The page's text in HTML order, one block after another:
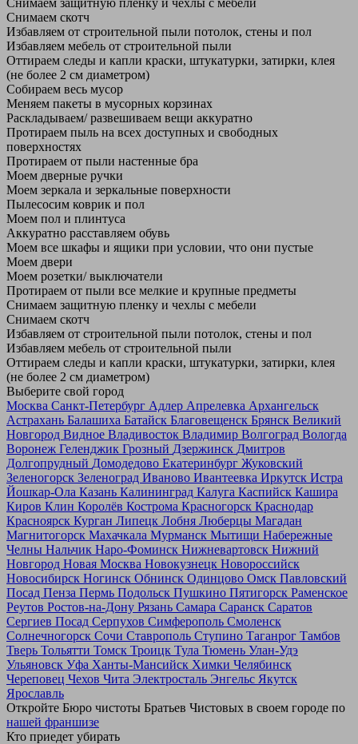
Снимаем защитную пленку и чехлы с мебели
Снимаем скотч
Избавляем от строительной пыли потолок, стены и пол
Избавляем мебель от строительной пыли
Оттираем следы и капли краски, штукатурки, затирки, клея
(не более 2 см диаметром)
Собираем весь мусор
Меняем пакеты в мусорных корзинах
Раскладываем/ развешиваем вещи аккуратно
Протираем пыль на всех доступных и свободных
поверхностях
Протираем от пыли настенные бра
Моем дверные ручки
Моем зеркала и зеркальные поверхности
Пылесосим коврик и пол
Моем пол и плинтуса
Аккуратно расставляем обувь
Моем все шкафы и ящики при условии, что они пустые
Моем двери
Моем розетки/ выключатели
Протираем от пыли все мелкие и крупные предметы
Снимаем защитную пленку и чехлы с мебели
Снимаем скотч
Избавляем от строительной пыли потолок, стены и пол
Избавляем мебель от строительной пыли
Оттираем следы и капли краски, штукатурки, затирки, клея
(не более 2 см диаметром)
Выберите свой город
Москва Санкт-Петербург Адлер Апрелевка Архангельск
Астрахань Балашиха Батайск Благовещенск Брянск Великий
Новгород Видное Владивосток Владимир Волгоград Вологда
Воронеж Геленджик Грозный Дзержинск Дмитров
Долгопрудный Домодедово Екатеринбург Жуковский
Зеленогорск Зеленоград Иваново Ивантеевка Иркутск Истра
Йошкар-Ола Казань Калининград Калуга Каспийск Кашира
Киров Клин Королёв Кострома Красногорск Краснодар
Красноярск Курган Липецк Лобня Люберцы Магадан
Магнитогорск Махачкала Мурманск Мытищи Набережные
Челны Нальчик Наро-Фоминск Нижневартовск Нижний
Новгород Новая Москва Новокузнецк Новороссийск
Новосибирск Ногинск Обнинск Одинцово Омск Павловский
Посад Пенза Пермь Подольск Пушкино Пятигорск Раменское
Реутов Ростов-на-Дону Рязань Самара Саранск Саратов
Сергиев Посад Серпухов Симферополь Смоленск
Солнечногорск Сочи Ставрополь Ступино Таганрог Тамбов
Тверь Тольятти Томск Троицк Тула Тюмень Улан-Удэ
Ульяновск Уфа Ханты-Мансийск Химки Челябинск
Череповец Чехов Чита Электросталь Энгельс Якутск
Ярославль
Откройте Бюро чистоты Братьев Чистовых в своем городе по
нашей франшизе
Кто приедет убирать